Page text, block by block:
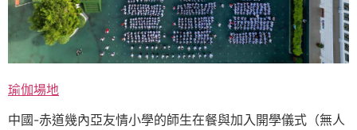
瑜伽場地
中國-赤道幾內亞友情小學的師生在餐與加入開學儀式（無人